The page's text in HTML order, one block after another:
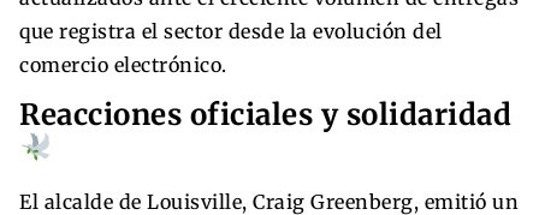
que registra el sector desde la evolución del
comercio electrónico.
Reacciones oficiales y solidaridad
El alcalde de Louisville, Craig Greenberg, emitió un